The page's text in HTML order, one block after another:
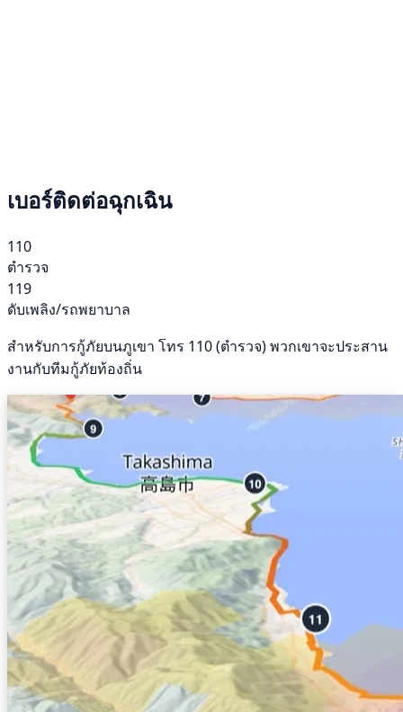
เบอร์ติดต่อฉุกเฉิน
110
ตำรวจ
119
ดับเพลิง/รถพยาบาล
สำหรับการกู้ภัยบนภูเขา โทร 110 (ตำรวจ) พวกเขาจะประสาน
งานกับทีมกู้ภัยท้องถิ่น